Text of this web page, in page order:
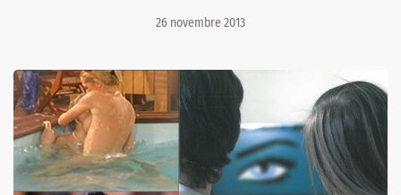
26 novembre 2013